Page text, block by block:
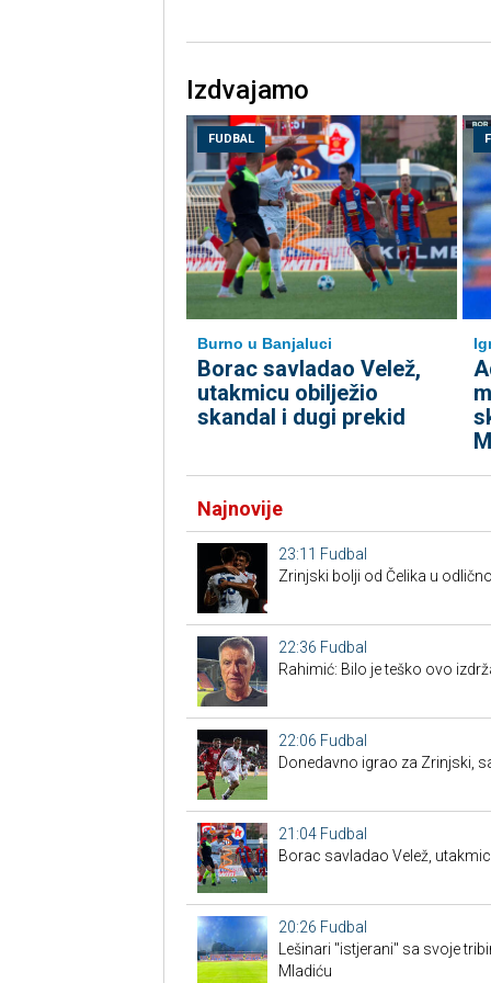
Izdvajamo
FUDBAL
Burno u Banjaluci
Borac savladao Velež,
utakmicu obilježio
skandal i dugi prekid
Najnovije
23:11 Fudbal
Zrinjski bolji od Čelika u
22:36 Fudbal
Rahimić: Bilo je teško ovo
22:06 Fudbal
Donedavno igrao za Zrinjski,
21:04 Fudbal
Borac savladao Velež,
20:26 Fudbal
Lešinari "istjerani" sa svoje
Mladiću